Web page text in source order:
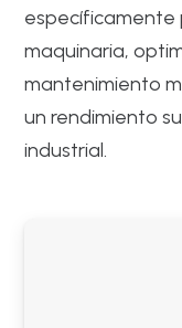
específicamente
maquinaria,
mantenimiento
un rendimiento
industrial.